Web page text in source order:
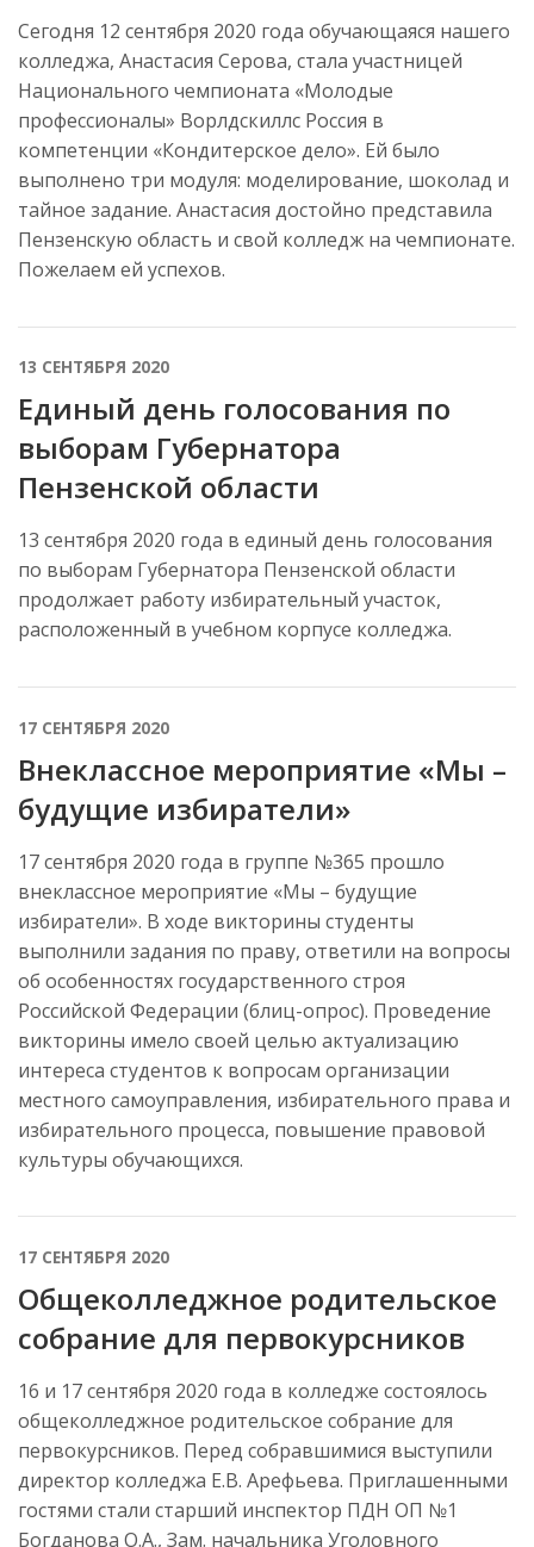
Сегодня 12 сентября 2020 года обучающаяся нашего
колледжа, Анастасия Серова, стала участницей
Национального чемпионата «Молодые
профессионалы» Ворлдскиллс Россия в
компетенции «Кондитерское дело». Ей было
выполнено три модуля: моделирование, шоколад и
тайное задание. Анастасия достойно представила
Пензенскую область и свой колледж на чемпионате.
Пожелаем ей успехов.
13 СЕНТЯБРЯ 2020
Единый день голосования по
выборам Губернатора
Пензенской области
13 сентября 2020 года в единый день голосования
по выборам Губернатора Пензенской области
продолжает работу избирательный участок,
расположенный в учебном корпусе колледжа.
17 СЕНТЯБРЯ 2020
Внеклассное мероприятие «Мы –
будущие избиратели»
17 сентября 2020 года в группе №365 прошло
внеклассное мероприятие «Мы – будущие
избиратели». В ходе викторины студенты
выполнили задания по праву, ответили на вопросы
об особенностях государственного строя
Российской Федерации (блиц-опрос). Проведение
викторины имело своей целью актуализацию
интереса студентов к вопросам организации
местного самоуправления, избирательного права и
избирательного процесса, повышение правовой
культуры обучающихся.
17 СЕНТЯБРЯ 2020
Общеколледжное родительское
собрание для первокурсников
16 и 17 сентября 2020 года в колледже состоялось
общеколледжное родительское собрание для
первокурсников. Перед собравшимися выступили
директор колледжа Е.В. Арефьева. Приглашенными
гостями стали старший инспектор ПДН ОП №1
Богданова О.А., Зам. начальника Уголовного